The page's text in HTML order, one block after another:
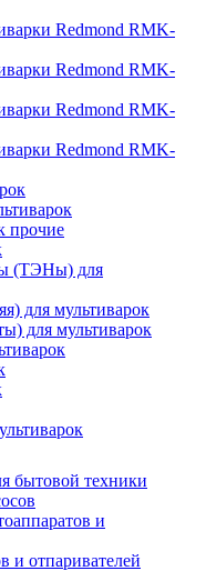
Redmond RMK-
Redmond RMK-
Redmond RMK-
Redmond RMK-
прочие
(ТЭНы) для
для мультиварок
для мультиварок
бытовой техники
и
и отпаривателей